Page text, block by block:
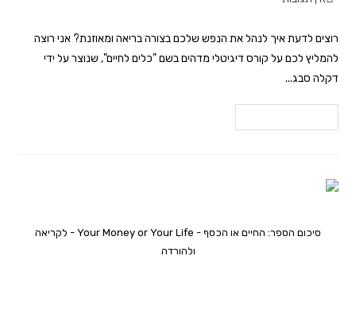
רוצים לדעת איך לנהל את הנפש שלכם בצורה בריאה ומאוזנת? אני רוצה
להמליץ לכם על קורס דיגיטלי מדהים בשם "כלים לחיים", שנוצר על ידי
דקלה סבג...
סיכום הספר: החיים או הכסף - Your Money or Your Life - לקריאה
ולהורדה